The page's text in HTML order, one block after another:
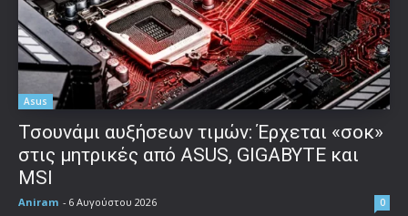
Asus
Τσουνάμι αυξήσεων τιμών: Έρχεται «σοκ»
στις μητρικές από ASUS, GIGABYTE και
MSI
Aniram - 6 Αυγούστου 2026 0